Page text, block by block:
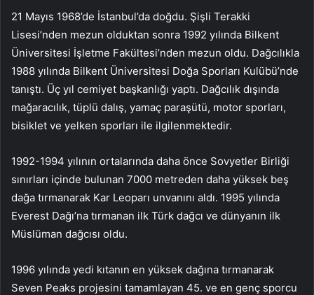
21 Mayıs 1968’de İstanbul’da doğdu. Şişli Terakki
Lisesi’nden mezun olduktan sonra 1992 yılında Bilkent
Üniversitesi İşletme Fakültesi’nden mezun oldu. Dağcılıkla
1988 yılında Bilkent Üniversitesi Doğa Sporları Kulübü’nde
tanıştı. Üç yıl cemiyet başkanlığı yaptı. Dağcılık dışında
mağaracılık, tüplü dalış, yamaç paraşütü, motor sporları,
bisiklet ve yelken sporları ile ilgilenmektedir.
1992-1994 yılının ortalarında daha önce Sovyetler Birliği
sınırları içinde bulunan 7000 metreden daha yüksek beş
dağa tırmanarak Kar Leoparı unvanını aldı. 1995 yılında
Everest Dağı’na tırmanan ilk Türk dağcı ve dünyanın ilk
Müslüman dağcısı oldu.
1996 yılında yedi kıtanın en yüksek dağına tırmanarak
Seven Peaks projesini tamamlayan 45. ve en genç sporcu